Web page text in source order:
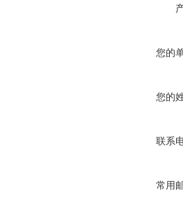
您的
您的
联系
常用